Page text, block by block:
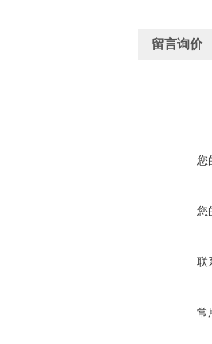
留言询价
您
您
联
常